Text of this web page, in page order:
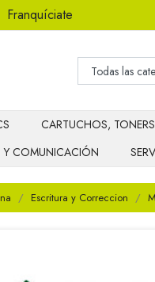
Franquíciate
CARTUCHOS,
Y COMUNICACIÓN
Escritura y Correccion